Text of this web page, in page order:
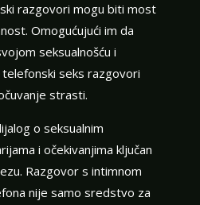
razgovori mogu biti most
Omogućujući im da
seksualnošću i
seks razgovori
strasti.
o seksualnim
i očekivanjima ključan
Razgovor s intimnom
nije samo sredstvo za